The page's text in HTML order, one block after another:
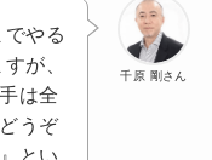
千原 剛さん
でやる
が、
は全
うぞ
とい